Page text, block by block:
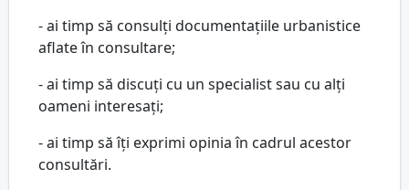
- ai timp să consulți documentațiile urbanistice
aflate în consultare;
- ai timp să discuți cu un specialist sau cu alți
oameni interesați;
- ai timp să îți exprimi opinia în cadrul acestor
consultări.